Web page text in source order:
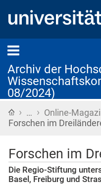
Archiv der
08/2024)
Startseite
› … › Online-
Forschen im
Forschen im
Die Regio-Stiftung
Basel, Freiburg und